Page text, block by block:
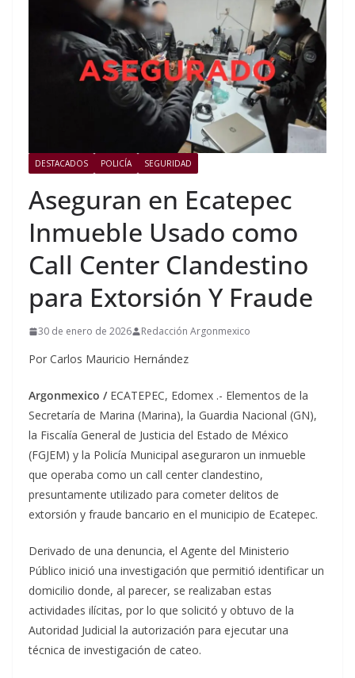
DESTACADOS POLICÍA SEGURIDAD
Aseguran en Ecatepec
Inmueble Usado como
Call Center Clandestino
para Extorsión Y Fraude
30 de enero de 2026 Redacción Argonmexico
Por Carlos Mauricio Hernández
Argonmexico / ECATEPEC, Edomex .- Elementos de la
Secretaría de Marina (Marina), la Guardia Nacional (GN),
la Fiscalía General de Justicia del Estado de México
(FGJEM) y la Policía Municipal aseguraron un inmueble
que operaba como un call center clandestino,
presuntamente utilizado para cometer delitos de
extorsión y fraude bancario en el municipio de Ecatepec.
Derivado de una denuncia, el Agente del Ministerio
Público inició una investigación que permitió identificar un
domicilio donde, al parecer, se realizaban estas
actividades ilícitas, por lo que solicitó y obtuvo de la
Autoridad Judicial la autorización para ejecutar una
técnica de investigación de cateo.